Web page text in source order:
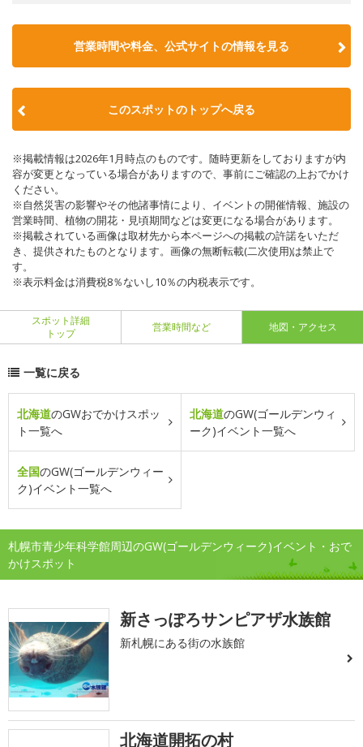
営業時間や料金、公式サイトの情報を見る
このスポットのトップへ戻る
※掲載情報は2026年1月時点のものです。随時更新をしておりますが内
容が変更となっている場合がありますので、事前にご確認の上おでかけ
ください。
※自然災害の影響やその他諸事情により、イベントの開催情報、施設の
営業時間、植物の開花・見頃期間などは変更になる場合があります。
※掲載されている画像は取材先から本ページへの掲載の許諾をいただ
き、提供されたものとなります。画像の無断転載(二次使用)は禁止で
す。
※表示料金は消費税8％ないし10％の内税表示です。
スポット詳細
トップ
営業時間など 地図・アクセス
一覧に戻る
北海道のGWおでかけスポッ
ト一覧へ
北海道のGW(ゴールデンウィ
ーク)イベント一覧へ
全国のGW(ゴールデンウィー
ク)イベント一覧へ
札幌市青少年科学館周辺のGW(ゴールデンウィーク)イベント・おで
かけスポット
新さっぽろサンピアザ水族館
新札幌にある街の水族館
北海道開拓の村